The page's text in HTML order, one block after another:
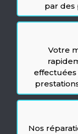
par des
Votre
effectuées
Nos